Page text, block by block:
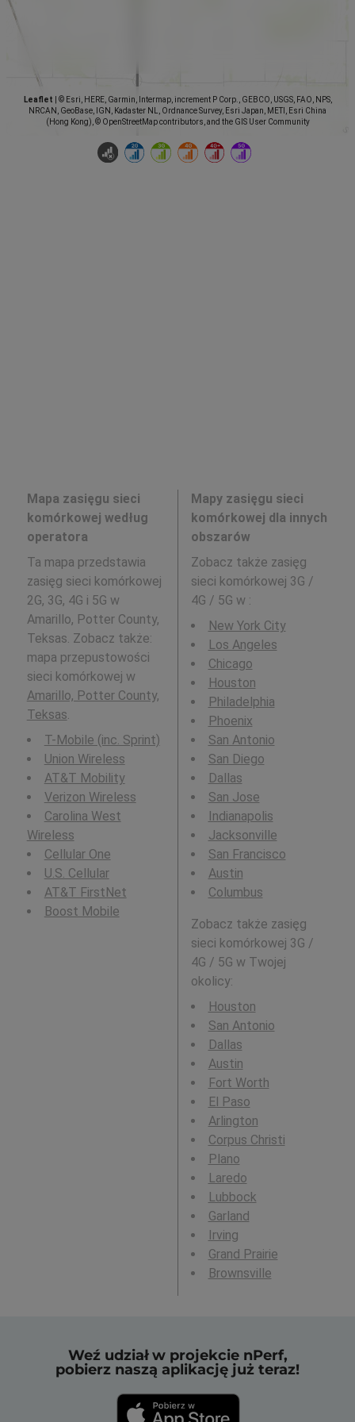
Leaflet
© Esri, HERE, Garmin, Intermap, increment P Corp., GEBCO, USGS, FAO, NPS,
NRCAN, GeoBase, IGN, Kadaster NL, Ordnance Survey, Esri Japan, METI, Esri China
(Hong Kong), © OpenStreetMap contributors, and the GIS User Community
Mapa zasięgu sieci
komórkowej według
operatora
Ta mapa przedstawia
zasięg sieci komórkowej
2G, 3G, 4G i 5G w
Amarillo, Potter County,
Teksas. Zobacz także:
mapa przepustowości
sieci komórkowej w
Amarillo, Potter County,
Teksas.
T-Mobile (inc. Sprint)
Union Wireless
AT&T Mobility
Verizon Wireless
Carolina West
Wireless
Cellular One
U.S. Cellular
AT&T FirstNet
Boost Mobile
Mapy zasięgu sieci
komórkowej dla innych
obszarów
Zobacz także zasięg
sieci komórkowej 3G /
4G / 5G w :
New York City
Los Angeles
Chicago
Houston
Philadelphia
Phoenix
San Antonio
San Diego
Dallas
San Jose
Indianapolis
Jacksonville
San Francisco
Austin
Columbus
Zobacz także zasięg
sieci komórkowej 3G /
4G / 5G w Twojej
okolicy:
Houston
San Antonio
Dallas
Austin
Fort Worth
El Paso
Arlington
Corpus Christi
Plano
Laredo
Lubbock
Garland
Irving
Grand Prairie
Brownsville
Weź udział w projekcie nPerf,
pobierz naszą aplikację już teraz!